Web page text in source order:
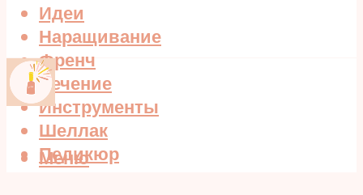
Идеи
Наращивание
Френч
Лечение
Инструменты
Шеллак
Педикюр
Меню